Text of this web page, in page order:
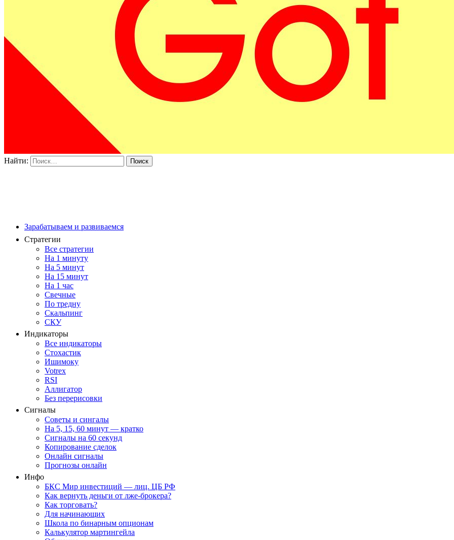
Найти:
Зарабатываем и развиваемся
Стратегии
Все стратегии
На 1 минуту
На 5 минут
На 15 минут
На 1 час
Свечные
По тредну
Скальпинг
СКУ
Индикаторы
Все индикаторы
Стохастик
Ишимоку
Votrex
RSI
Аллигатор
Без перерисовки
Сигналы
Советы и сингалы
На 5, 15, 60 минут — кратко
Сигналы на 60 секунд
Копирование сделок
Онлайн сигналы
Прогнозы онлайн
Инфо
БКС Мир инвестиций — лиц. ЦБ РФ
Как вернуть деньги от лже-брокера?
Как торговать?
Для начинающих
Школа по бинарным опционам
Калькулятор мартингейла